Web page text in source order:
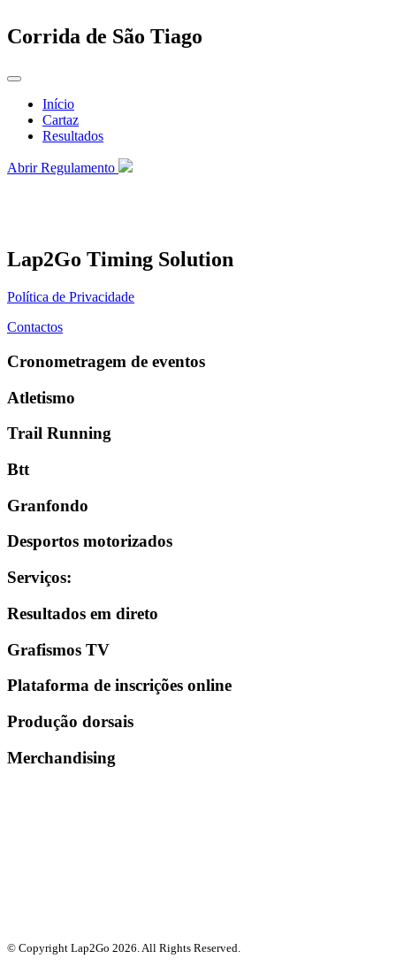
Corrida de São Tiago
Início
Cartaz
Resultados
Abrir Regulamento
Lap2Go Timing Solution
Política de Privacidade
Contactos
Cronometragem de eventos
Atletismo
Trail Running
Btt
Granfondo
Desportos motorizados
Serviços:
Resultados em direto
Grafismos TV
Plataforma de inscrições online
Produção dorsais
Merchandising
© Copyright Lap2Go 2026. All Rights Reserved.